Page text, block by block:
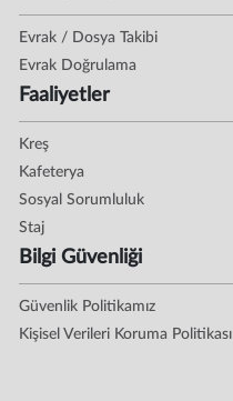
Evrak / Dosya Takibi
Evrak Doğrulama
Faaliyetler
Kreş
Kafeterya
Sosyal Sorumluluk
Staj
Bilgi Güvenliği
Güvenlik Politikamız
Kişisel Verileri Koruma Politikası